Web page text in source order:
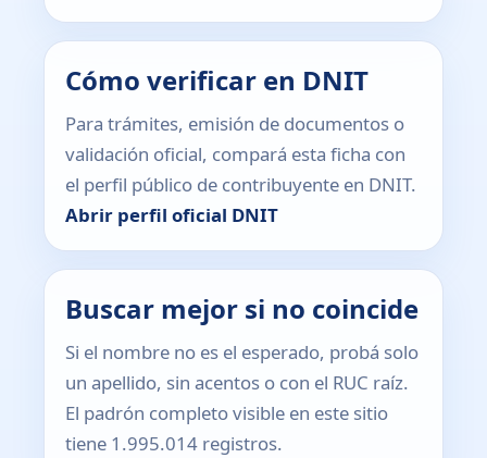
Cómo verificar en DNIT
Para trámites, emisión de documentos o
validación oficial, compará esta ficha con
el perfil público de contribuyente en DNIT.
Abrir perfil oficial DNIT
Buscar mejor si no coincide
Si el nombre no es el esperado, probá solo
un apellido, sin acentos o con el RUC raíz.
El padrón completo visible en este sitio
tiene 1.995.014 registros.